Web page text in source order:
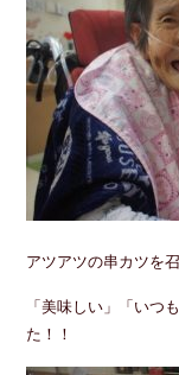
アツアツの串カツを
「美味しい」「いつ
た！！